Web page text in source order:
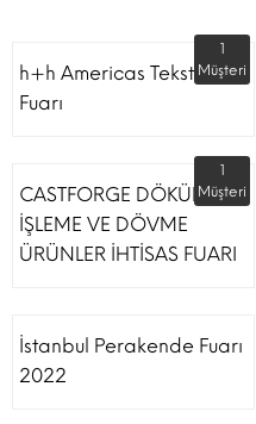
h+h Americas Tekstil
Fuarı
1
Müşteri
CASTFORGE DÖKÜM,
İŞLEME VE DÖVME
ÜRÜNLER İHTİSAS FUARI
1
Müşteri
İstanbul Perakende Fuarı
2022